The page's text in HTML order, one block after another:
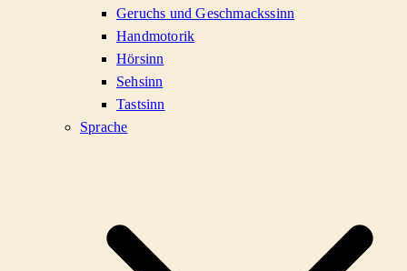
Geruchs und Geschmackssinn
Handmotorik
Hörsinn
Sehsinn
Tastsinn
Sprache